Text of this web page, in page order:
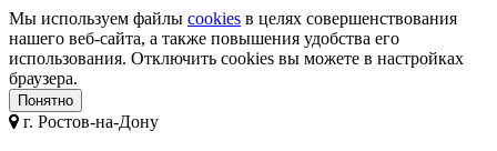
Мы используем файлы cookies в целях совершенствования
нашего веб-сайта, а также повышения удобства его
использования. Отключить cookies вы можете в настройках
браузера.
Понятно
г. Ростов-на-Дону